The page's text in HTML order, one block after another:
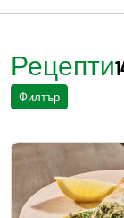
Рецепти
Филтър